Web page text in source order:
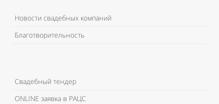
Новости свадебных компаний
Благотворительность
Свадебный тендер
ONLINE заявка в РАЦС